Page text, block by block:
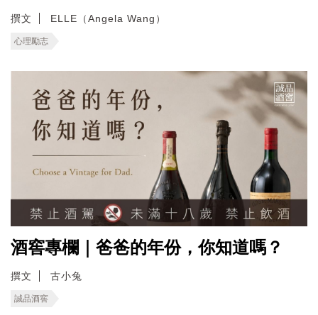
撰文 ELLE（Angela Wang）
心理勵志
酒窖專欄｜爸爸的年份，你知道嗎？
撰文 古小兔
誠品酒窖